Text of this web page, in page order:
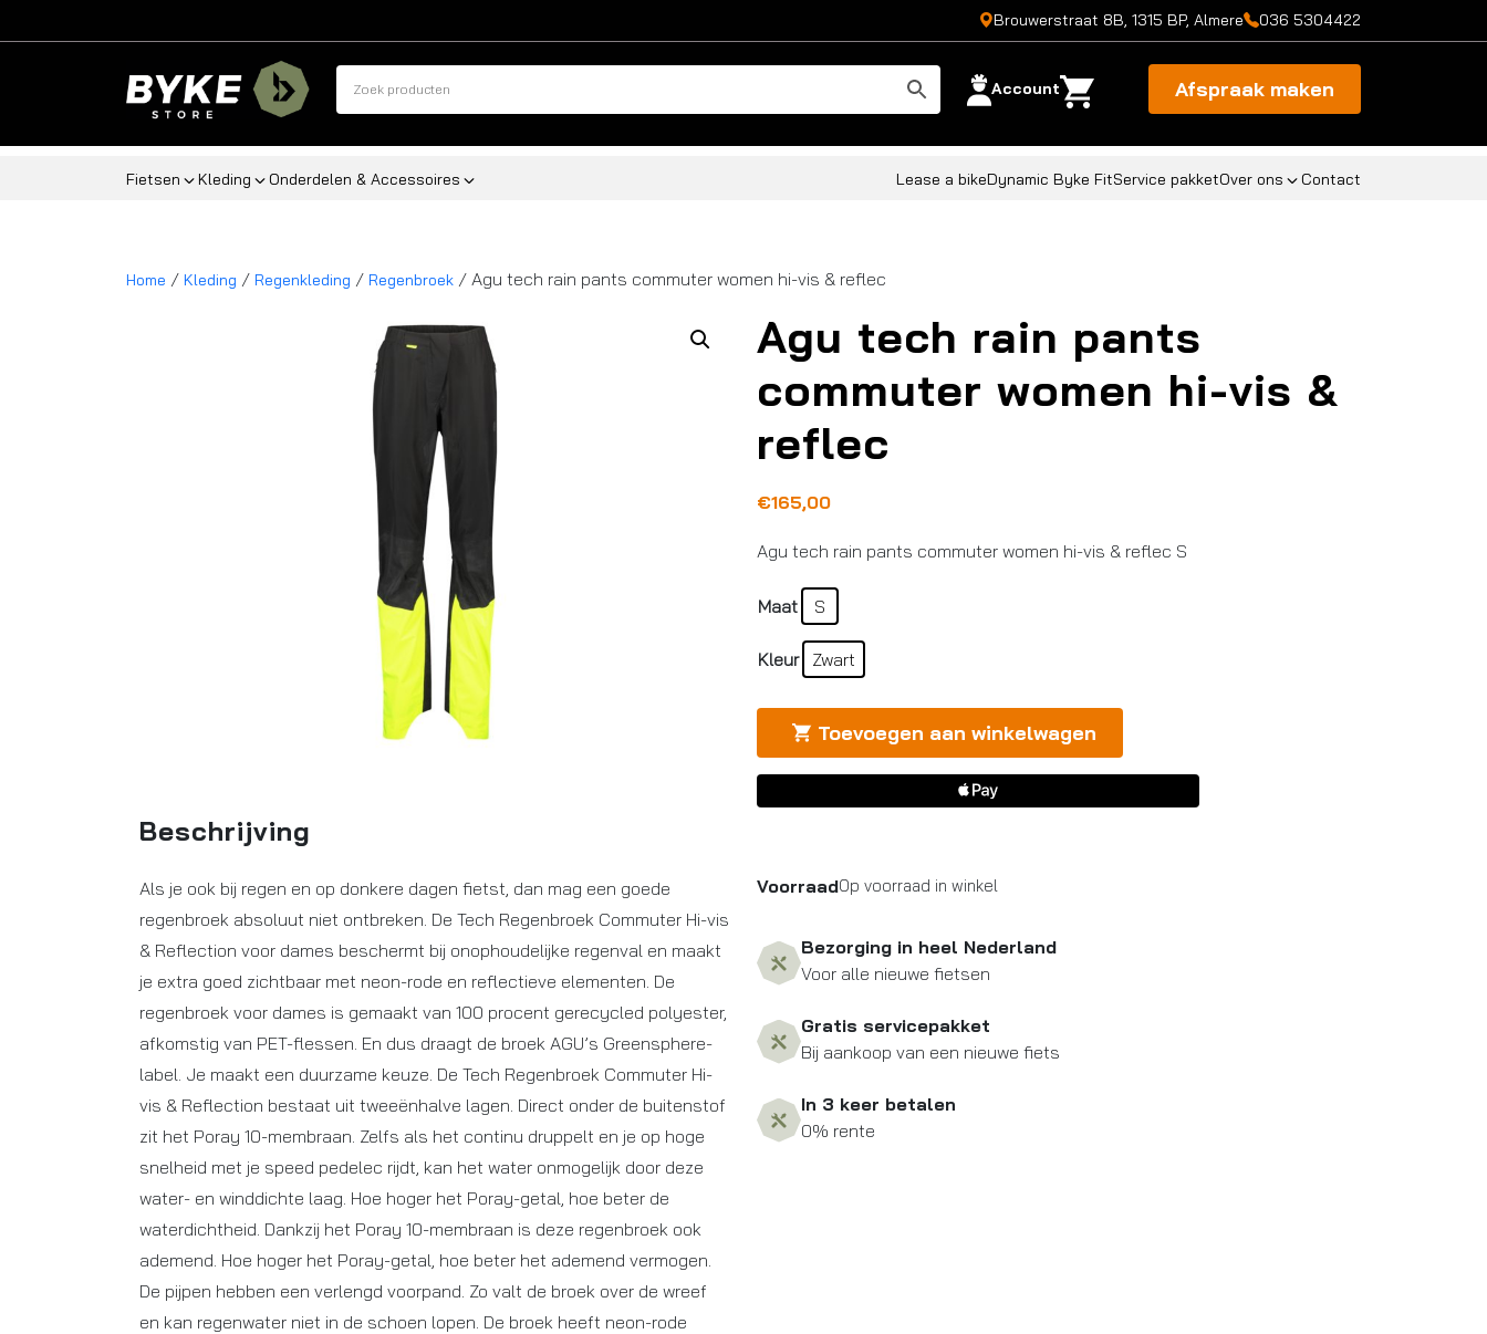
Brouwerstraat 8B, 1315 BP, Almere 036 5304422
Account Afspraak maken
Fietsen Kleding Onderdelen & Accessoires Lease a bikeDynamic Byke FitService pakketOver ons Contact
Home / Kleding / Regenkleding / Regenbroek / Agu tech rain pants commuter women hi-vis & reflec
Beschrijving
Als je ook bij regen en op donkere dagen fietst, dan mag een goede
regenbroek absoluut niet ontbreken. De Tech Regenbroek Commuter Hi-vis
& Reflection voor dames beschermt bij onophoudelijke regenval en maakt
je extra goed zichtbaar met neon-rode en reflectieve elementen. De
regenbroek voor dames is gemaakt van 100 procent gerecycled polyester,
afkomstig van PET-flessen. En dus draagt de broek AGU’s Greensphere-
label. Je maakt een duurzame keuze. De Tech Regenbroek Commuter Hi-
vis & Reflection bestaat uit tweeënhalve lagen. Direct onder de buitenstof
zit het Poray 10-membraan. Zelfs als het continu druppelt en je op hoge
snelheid met je speed pedelec rijdt, kan het water onmogelijk door deze
water- en winddichte laag. Hoe hoger het Poray-getal, hoe beter de
waterdichtheid. Dankzij het Poray 10-membraan is deze regenbroek ook
ademend. Hoe hoger het Poray-getal, hoe beter het ademend vermogen.
De pijpen hebben een verlengd voorpand. Zo valt de broek over de wreef
en kan regenwater niet in de schoen lopen. De broek heeft neon-rode
Agu tech rain pants
commuter women hi-vis &
reflec
€165,00
Agu tech rain pants commuter women hi-vis & reflec S
Maat S
Kleur Zwart
Toevoegen aan winkelwagen
VoorraadOp voorraad in winkel
Bezorging in heel Nederland
Voor alle nieuwe fietsen
Gratis servicepakket
Bij aankoop van een nieuwe fiets
In 3 keer betalen
0% rente